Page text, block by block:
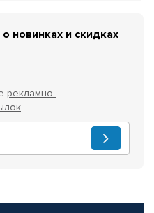
новинках и скидках
рекламно-